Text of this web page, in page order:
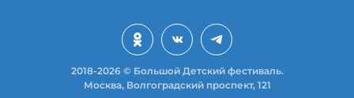
2018-2026 © Большой Детский фестиваль.
Москва, Волгоградский проспект, 121